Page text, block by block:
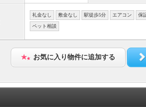
礼金なし 敷金なし 駅徒歩5分 エアコン 保
ペット相談
お気に入り物件に追加する